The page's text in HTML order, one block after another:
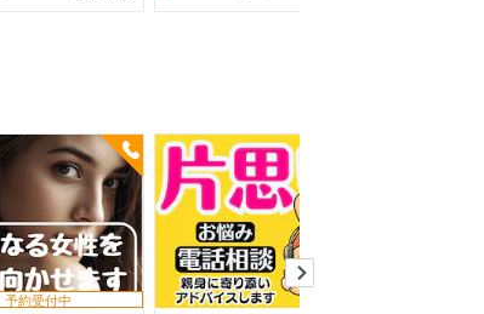
予約受付中